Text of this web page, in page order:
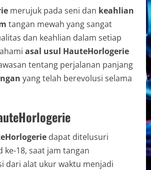
merujuk pada seni dan keahlian
tangan mewah yang sangat
dan keahlian dalam setiap
asal usul HauteHorlogerie
tentang perjalanan panjang
yang telah berevolusi selama
dapat ditelusuri
ke-18, saat jam tangan
dari alat ukur waktu menjadi